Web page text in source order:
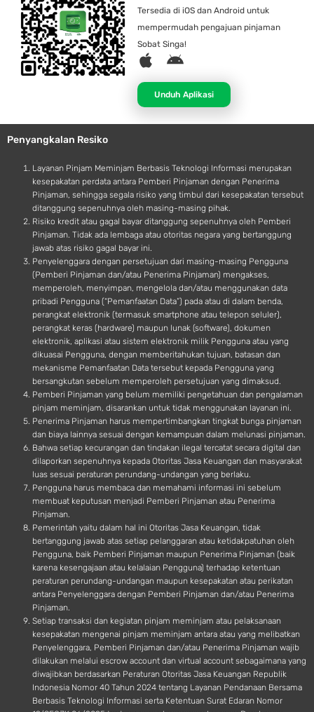
Tersedia di iOS dan Android untuk
mempermudah pengajuan pinjaman
Sobat Singa!
A
p
l
e
A
d
r
o
d
Unduh Aplikasi
Penyangkalan Resiko
Layanan Pinjam Meminjam Berbasis Teknologi Informasi merupakan
kesepakatan perdata antara Pemberi Pinjaman dengan Penerima
Pinjaman, sehingga segala risiko yang timbul dari kesepakatan tersebut
ditanggung sepenuhnya oleh masing-masing pihak.
Risiko kredit atau gagal bayar ditanggung sepenuhnya oleh Pemberi
Pinjaman. Tidak ada lembaga atau otoritas negara yang bertanggung
jawab atas risiko gagal bayar ini.
Penyelenggara dengan persetujuan dari masing-masing Pengguna
(Pemberi Pinjaman dan/atau Penerima Pinjaman) mengakses,
memperoleh, menyimpan, mengelola dan/atau menggunakan data
pribadi Pengguna (“Pemanfaatan Data”) pada atau di dalam benda,
perangkat elektronik (termasuk smartphone atau telepon seluler),
perangkat keras (hardware) maupun lunak (software), dokumen
elektronik, aplikasi atau sistem elektronik milik Pengguna atau yang
dikuasai Pengguna, dengan memberitahukan tujuan, batasan dan
mekanisme Pemanfaatan Data tersebut kepada Pengguna yang
bersangkutan sebelum memperoleh persetujuan yang dimaksud.
Pemberi Pinjaman yang belum memiliki pengetahuan dan pengalaman
pinjam meminjam, disarankan untuk tidak menggunakan layanan ini.
Penerima Pinjaman harus mempertimbangkan tingkat bunga pinjaman
dan biaya lainnya sesuai dengan kemampuan dalam melunasi pinjaman.
Bahwa setiap kecurangan dan tindakan ilegal tercatat secara digital dan
dilaporkan sepenuhnya kepada Otoritas Jasa Keuangan dan masyarakat
luas sesuai peraturan perundang-undangan yang berlaku.
Pengguna harus membaca dan memahami informasi ini sebelum
membuat keputusan menjadi Pemberi Pinjaman atau Penerima
Pinjaman.
Pemerintah yaitu dalam hal ini Otoritas Jasa Keuangan, tidak
bertanggung jawab atas setiap pelanggaran atau ketidakpatuhan oleh
Pengguna, baik Pemberi Pinjaman maupun Penerima Pinjaman (baik
karena kesengajaan atau kelalaian Pengguna) terhadap ketentuan
peraturan perundang-undangan maupun kesepakatan atau perikatan
antara Penyelenggara dengan Pemberi Pinjaman dan/atau Penerima
Pinjaman.
Setiap transaksi dan kegiatan pinjam meminjam atau pelaksanaan
kesepakatan mengenai pinjam meminjam antara atau yang melibatkan
Penyelenggara, Pemberi Pinjaman dan/atau Penerima Pinjaman wajib
dilakukan melalui escrow account dan virtual account sebagaimana yang
diwajibkan berdasarkan Peraturan Otoritas Jasa Keuangan Republik
Indonesia Nomor 40 Tahun 2024 tentang Layanan Pendanaan Bersama
Berbasis Teknologi Informasi serta Ketentuan Surat Edaran Nomor